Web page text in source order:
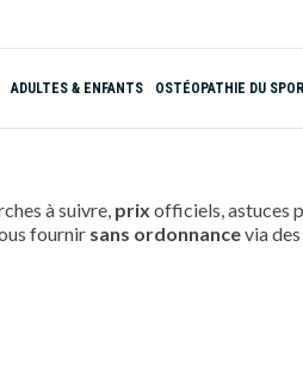
ADULTES & ENFANTS OSTÉOPATHIE DU
à suivre, prix officiels, astuces
fournir sans ordonnancevia